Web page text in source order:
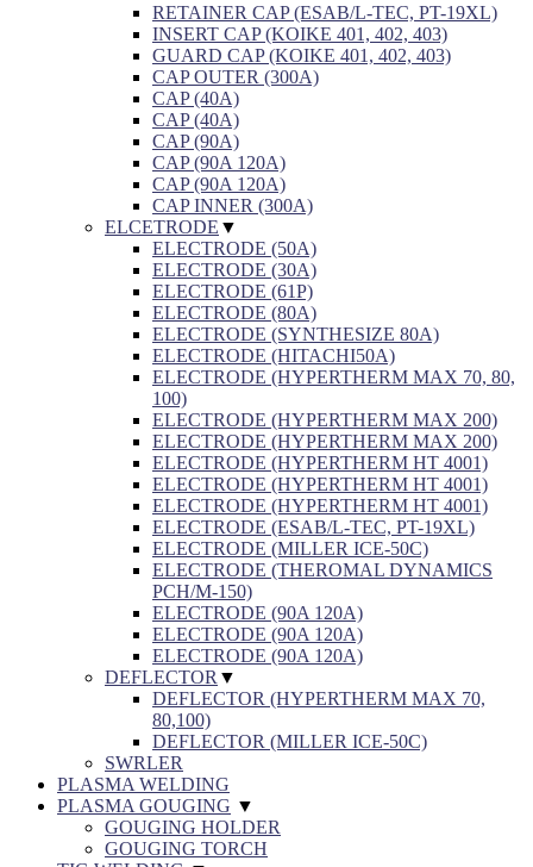
RETAINER CAP (ESAB/L-TEC, PT-19XL)
INSERT CAP (KOIKE 401, 402, 403)
GUARD CAP (KOIKE 401, 402, 403)
CAP OUTER (300A)
CAP (40A)
CAP (40A)
CAP (90A)
CAP (90A 120A)
CAP (90A 120A)
CAP INNER (300A)
ELCETRODE ▼
ELECTRODE (50A)
ELECTRODE (30A)
ELECTRODE (61P)
ELECTRODE (80A)
ELECTRODE (SYNTHESIZE 80A)
ELECTRODE (HITACHI50A)
ELECTRODE (HYPERTHERM MAX 70, 80,
100)
ELECTRODE (HYPERTHERM MAX 200)
ELECTRODE (HYPERTHERM MAX 200)
ELECTRODE (HYPERTHERM HT 4001)
ELECTRODE (HYPERTHERM HT 4001)
ELECTRODE (HYPERTHERM HT 4001)
ELECTRODE (ESAB/L-TEC, PT-19XL)
ELECTRODE (MILLER ICE-50C)
ELECTRODE (THEROMAL DYNAMICS
PCH/M-150)
ELECTRODE (90A 120A)
ELECTRODE (90A 120A)
ELECTRODE (90A 120A)
DEFLECTOR ▼
DEFLECTOR (HYPERTHERM MAX 70,
80,100)
DEFLECTOR (MILLER ICE-50C)
SWRLER
PLASMA WELDING
PLASMA GOUGING ▼
GOUGING HOLDER
GOUGING TORCH